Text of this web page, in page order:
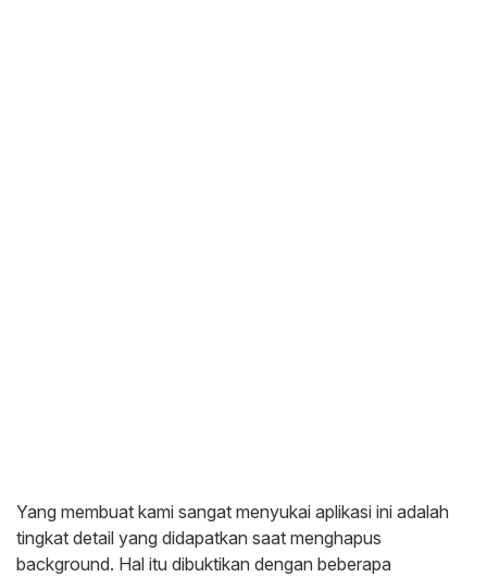
Yang membuat kami sangat menyukai aplikasi ini adalah
tingkat detail yang didapatkan saat menghapus
background. Hal itu dibuktikan dengan beberapa